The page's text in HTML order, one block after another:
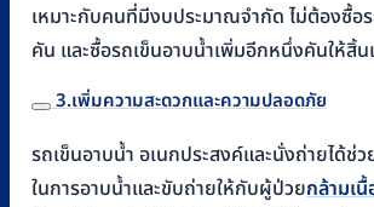
เหมาะกับคนที่มีงบประมาณจำกัด ไม่ต้องซื้อ
คัน และซื้อรถเข็นอาบน้ำเพิ่มอีกหนึ่งคันให้สิ้น
3.เพิ่มความสะดวกและความปลอดภัย
รถเข็นอาบน้ำ อเนกประสงค์และนั่งถ่ายได้ช่
ในการอาบน้ำและขับถ่ายให้กับผู้ป่วยกล้ามเ